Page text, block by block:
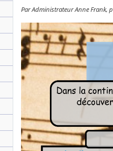
Par Administrateur Anne Frank,